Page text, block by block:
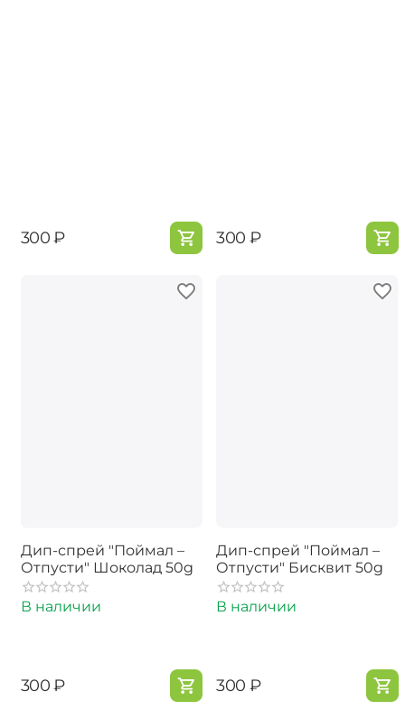
‍300‍ ₽ ‍300‍ ₽
Дип-спрей "Поймал –
Отпусти" Шоколад 50g
В наличии
‍300‍ ₽
Дип-спрей "Поймал –
Отпусти" Бисквит 50g
В наличии
‍300‍ ₽